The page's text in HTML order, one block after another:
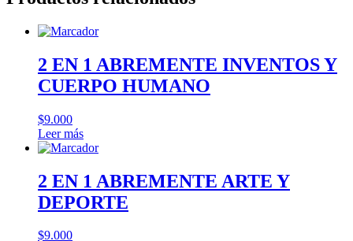
FUE
2 EN 1 ABREMENTE INVENTOS Y
CUERPO HUMANO
$9.000
Leer más
2 EN 1 ABREMENTE ARTE Y
DEPORTE
$9.000